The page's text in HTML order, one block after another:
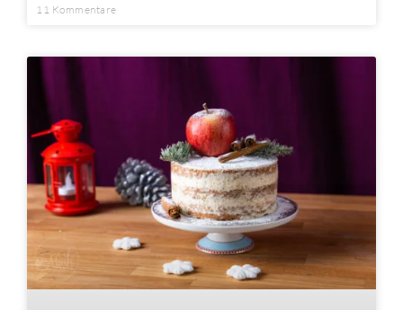
11 Kommentare